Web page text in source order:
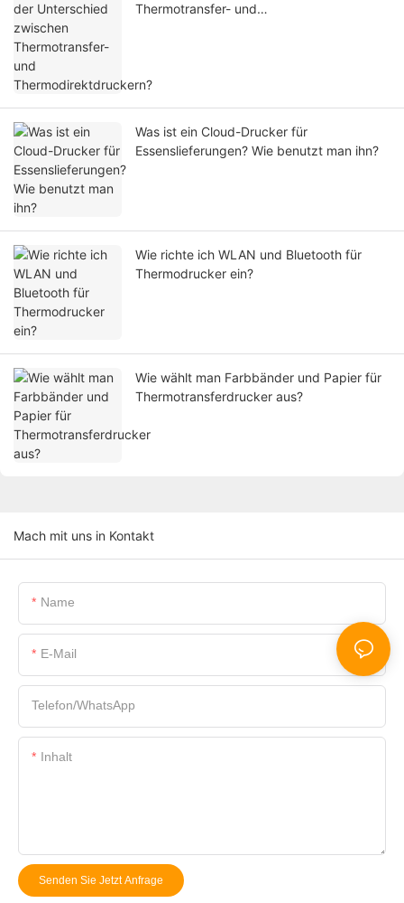
Thermotransfer- und
Was ist ein Cloud-Drucker für
Essenslieferungen? Wie benutzt man ihn?
Wie richte ich WLAN und Bluetooth für
Thermodrucker ein?
Wie wählt man Farbbänder und Papier für
Thermotransferdrucker aus?
Mach mit uns in Kontakt
Name
E-Mail
Telefon/WhatsApp
Inhalt
Senden Sie Jetzt Anfrage